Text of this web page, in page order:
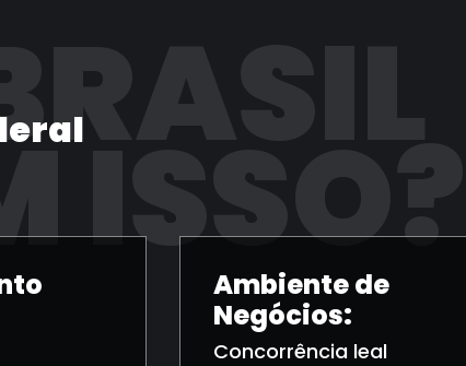
ISSO?
Ambiente de
Negócios:
Concorrência leal